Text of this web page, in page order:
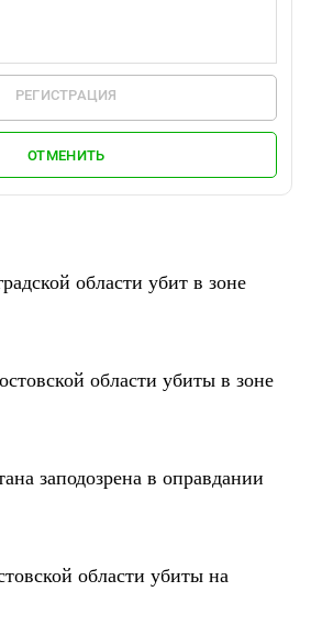
РЕГИСТРАЦИЯ
ОТМЕНИТЬ
области убит в зоне
области убиты в зоне
заподозрена в оправдании
области убиты на